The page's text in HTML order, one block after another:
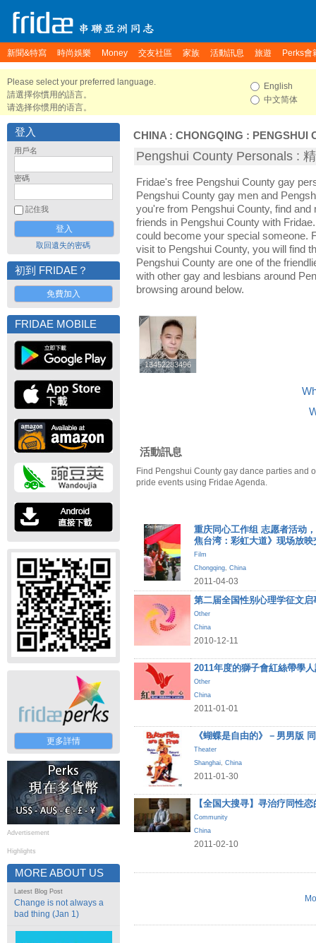
新聞&特寫 時尚娛樂 Money 交友社區 家族 活動訊息 旅遊 Perks會
Please select your preferred language.
請選擇你慣用的語言。
请选择你惯用的语言。
English
中文简体
登入
用戶名
密碼
記住我
取回遺失的密碼
初到 FRIDAE？
免費加入
FRIDAE MOBILE
更多詳情
Advertisement
Highlights
MORE ABOUT US
Latest Blog Post
Change is not always a
bad thing (Jan 1)
CHINA : CHONGQING : PENGSHUI
Pengshui County Personals :
Fridae's free Pengshui County gay
Pengshui County gay men and
you're from Pengshui County, find
friends in Pengshui County with
could become your special someone.
visit to Pengshui County, you will find
Pengshui County are one of the
with other gay and lesbians around
browsing around below.
13452283496
13452283496
活動訊息
Find Pengshui County gay dance parties and
pride events using Fridae Agenda.
重庆同心工作组 志愿者活动
焦台湾：彩虹大道》现场放映
Film
Chongqing, China
2011-04-03
第二届全国性别心理学征文启
Other
China
2010-12-11
2011年度的獅子會紅絲帶學
Other
China
2011-01-01
《蝴蝶是自由的》－男男版
Theater
Shanghai, China
2011-01-30
【全国大搜寻】寻治疗同性
Community
China
2011-02-10